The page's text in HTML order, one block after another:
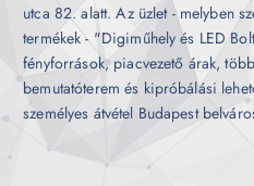
utca 82. alatt. Az üzlet - melyben
termékek - "Digiműhely és LED
fényforrások, piacvezető árak,
bemutatóterem és kipróbálási
személyes átvétel Budapest